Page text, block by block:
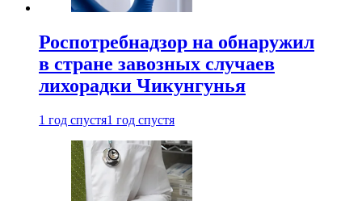
Роспотребнадзор на обнаружил
в стране завозных случаев
лихорадки Чикунгунья
1 год спустя1 год спустя